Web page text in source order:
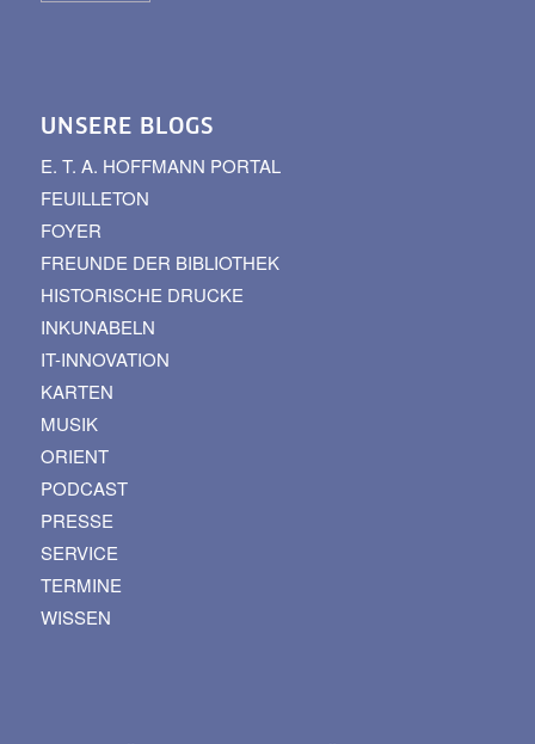
UNSERE BLOGS
E. T. A. HOFFMANN PORTAL
FEUILLETON
FOYER
FREUNDE DER BIBLIOTHEK
HISTORISCHE DRUCKE
INKUNABELN
IT-INNOVATION
KARTEN
MUSIK
ORIENT
PODCAST
PRESSE
SERVICE
TERMINE
WISSEN